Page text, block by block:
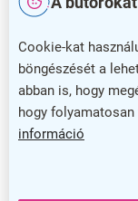
Cookie-kat
böngészését a
abban is, hogy
hogy
információ
praktikus
Érték és
Ez a termék
a 5 év garancia
Ha egy
keres, a Fa A